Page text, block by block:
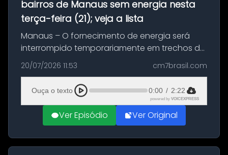
bairros de Manaus sem energia nesta
terça-feira (21); veja a lista
Manaus – O fornecimento de energia será
interrompido temporariamente em trechos de
sete bairros de Manaus nesta terça-feira (21).
A suspensão programada ocorrerá para a
execução de serviços de manuten...
20/07/2026 11:53 cm7brasil.com
Ouça o texto 0:00 / 2:22
powered by VOICEXPRESS
Ver Episódio Ver Original